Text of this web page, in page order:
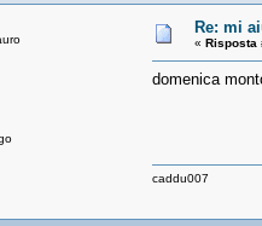
Re: mi
« Risposta
domenica
caddu007